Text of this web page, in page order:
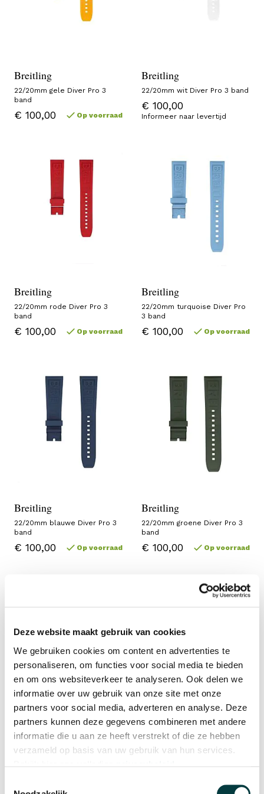
Deze website maakt gebruik van cookies
We gebruiken cookies om content en advertenties te
personaliseren, om functies voor social media te bieden
en om ons websiteverkeer te analyseren. Ook delen we
informatie over uw gebruik van onze site met onze
partners voor social media, adverteren en analyse. Deze
partners kunnen deze gegevens combineren met andere
informatie die u aan ze heeft verstrekt of die ze hebben
verzameld op basis van uw gebruik van hun services.
Breitling
22/20mm gele Diver Pro 3
band
€ 100,00 Op voorraad
Breitling
22/20mm wit Diver Pro 3 band
€ 100,00
Informeer naar levertijd
Breitling
22/20mm rode Diver Pro 3
band
€ 100,00 Op voorraad
Breitling
22/20mm turquoise Diver Pro
3 band
€ 100,00 Op voorraad
Breitling
22/20mm blauwe Diver Pro 3
band
€ 100,00 Op voorraad
Breitling
22/20mm groene Diver Pro 3
band
€ 100,00 Op voorraad
Breitling
20/18mm blauwe Diver Pro 3
band
Breitling
22/20mm zwart Ocean Racer
band